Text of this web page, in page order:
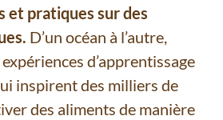
pratiques sur des
D’un océan à l’autre,
d’apprentissage
inspirent des milliers de
des aliments de manière